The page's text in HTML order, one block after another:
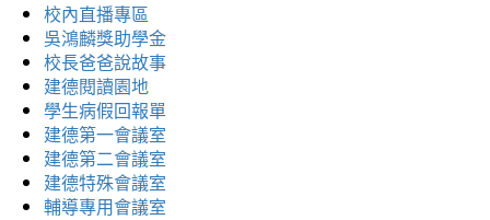
校內直播專區
吳鴻麟獎助學金
校長爸爸說故事
建德閱讀園地
學生病假回報單
建德第一會議室
建德第二會議室
建德特殊會議室
輔導專用會議室